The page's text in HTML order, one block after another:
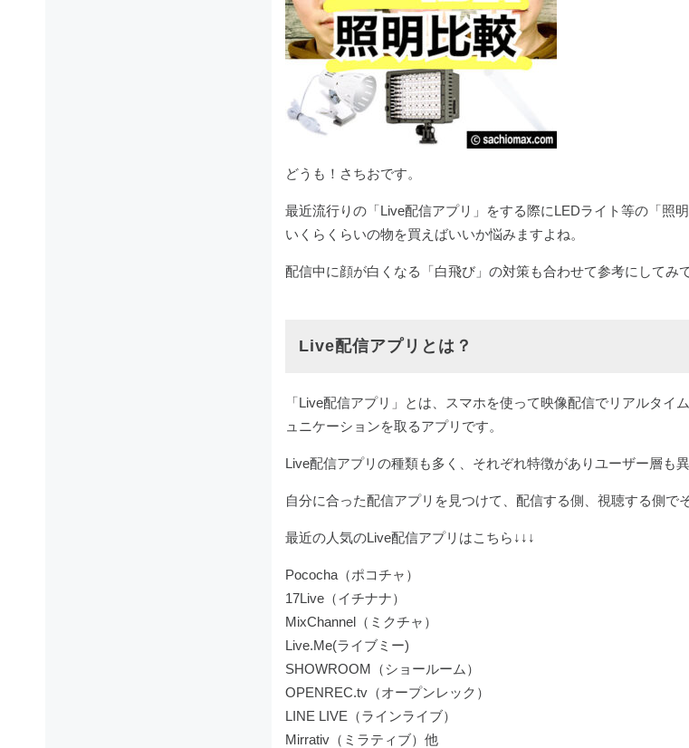
どうも！さちおです。
最近流行りの「Live配信アプリ」をする際にLEDライト等の「照
いくらくらいの物を買えばいいか悩みますよね。
配信中に顔が白くなる「白飛び」の対策も合わせて参考にしてみ
Live配信アプリとは？
「Live配信アプリ」とは、スマホを使って映像配信でリアルタイ
ュニケーションを取るアプリです。
Live配信アプリの種類も多く、それぞれ特徴がありユーザー層も異
自分に合った配信アプリを見つけて、配信する側、視聴する側で
最近の人気のLive配信アプリはこちら↓↓↓
Pococha（ポコチャ）
17Live（イチナナ）
MixChannel（ミクチャ）
Live.Me(ライブミー)
SHOWROOM（ショールーム）
OPENREC.tv（オープンレック）
LINE LIVE（ラインライブ）
Mirrativ（ミラティブ）他